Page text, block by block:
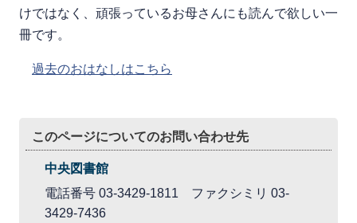
けではなく、頑張っているお母さんにも読んで欲しい一
冊です。
過去のおはなしはこちら
このページについてのお問い合わせ先
中央図書館
電話番号 03-3429-1811 ファクシミリ 03-
3429-7436